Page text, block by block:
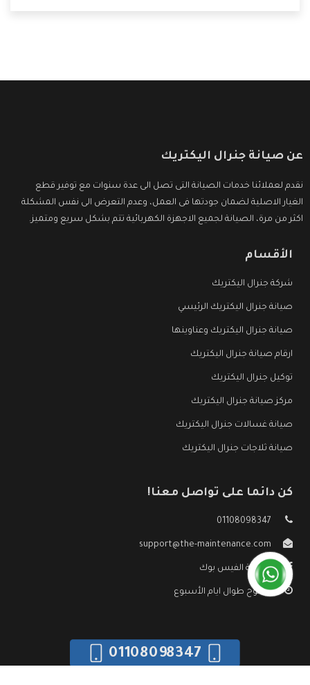
عن صيانة جنرال اليكتريك
نقدم لعملائنا خدمات الصيانة التى تصل الى عدة سنوات مع توفير قطع
الغيار الاصلية لضمان جودتها فى العمل، وعدم التعرض الى نفس المشكلة
اكثر من مرة، الصيانة لجميع الاجهزة الكهربائية تتم بشكل سريع ومتميز.
الأقسام
شركة جنرال اليكتريك
صيانة جنرال اليكتريك الرئيسي
صيانة جنرال اليكتريك وعناوينها
ارقام صيانة جنرال اليكتريك
توكيل جنرال اليكتريك
مركز صيانة جنرال اليكتريك
صيانة غسالات جنرال اليكتريك
صيانة ثلاجات جنرال اليكتريك
كن دائما على تواصل معنا!
01108098347
support@the-maintenance.com
صفحة الفيس بوك
مفتوح طوال ايام الأسبوع
01108098347